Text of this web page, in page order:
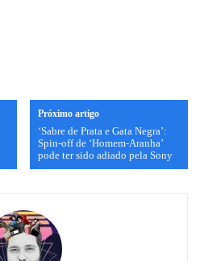
Próximo artigo
‘Sabre de Prata e Gata Negra’:
Spin-off de ‘Homem-Aranha’
pode ter sido adiado pela Sony